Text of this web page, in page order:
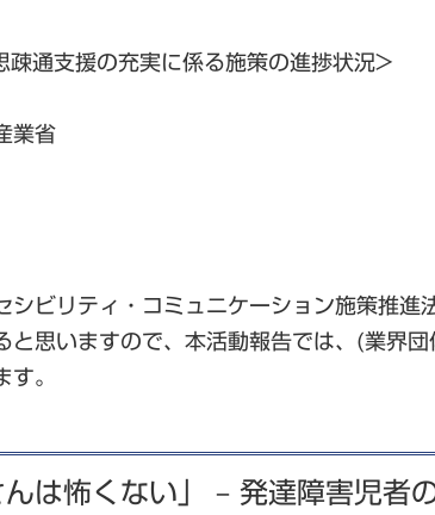
通支援の充実に係る施策の進捗状況>
業省
ビリティ・コミュニケーション施策推進
と思いますので、本活動報告では、(業界
。
は怖くない」 – 発達障害児者